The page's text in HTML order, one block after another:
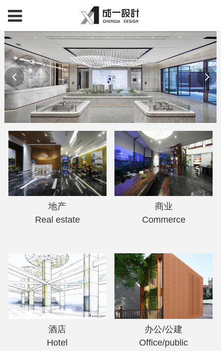
地产
Real estate
商业
Commerce
酒店
Hotel
办公/公建
Office/public